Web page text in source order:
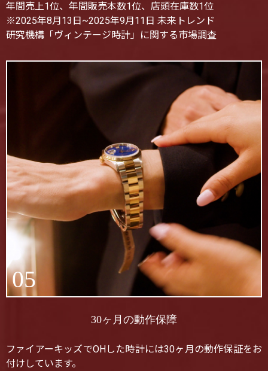
年間売上1位、年間販売本数1位、店頭在庫数1位
※2025年8月13日~2025年9月11日 未来トレンド
研究機構「ヴィンテージ時計」に関する市場調査
05
30ヶ月の動作保障
ファイアーキッズでOHした時計には30ヶ月の動作保証をお
付けしています。